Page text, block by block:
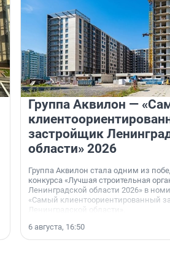
Группа Аквилон —
застройщик
области» 2026
Группа Аквилон стала одним из
конкурса «Лучшая строительная
Ленинградской области 2026» в
«Самый клиентоориентированный
Ленинградской области».
6 августа, 16:50